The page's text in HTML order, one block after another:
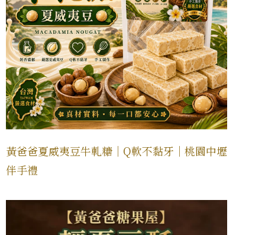
黃爸爸夏威夷豆牛軋糖｜Q軟不黏牙｜桃園中壢
伴手禮